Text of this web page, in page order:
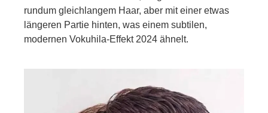
rundum gleichlangem Haar, aber mit einer etwas
längeren Partie hinten, was einem subtilen,
modernen Vokuhila-Effekt 2024 ähnelt.